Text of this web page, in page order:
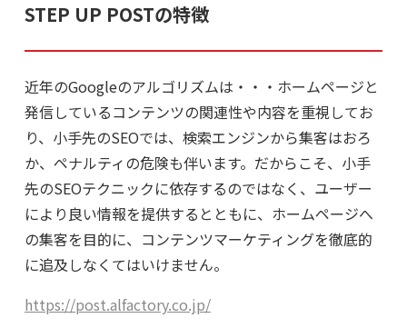
STEP UP POSTの特徴
近年のGoogleのアルゴリズムは・・・ホームページと
発信しているコンテンツの関連性や内容を重視してお
り、小手先のSEOでは、検索エンジンから集客はおろ
か、ペナルティの危険も伴います。だからこそ、小手
先のSEOテクニックに依存するのではなく、ユーザー
により良い情報を提供するとともに、ホームページへ
の集客を目的に、コンテンツマーケティングを徹底的
に追及しなくてはいけません。
https://post.alfactory.co.jp/